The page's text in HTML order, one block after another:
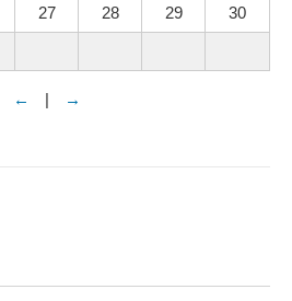
27 28 29 30
← | →